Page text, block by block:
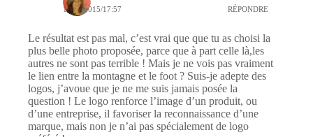
17/03/2015/17:57 RÉPONDRE
Le résultat est pas mal, c’est vrai que que tu as choisi la
plus belle photo proposée, parce que à part celle là,les
autres ne sont pas terrible ! Mais je ne vois pas vraiment
le lien entre la montagne et le foot ? Suis-je adepte des
logos, j’avoue que je ne me suis jamais posée la
question ! Le logo renforce l’image d’un produit, ou
d’une entreprise, il favoriser la reconnaissance d’une
marque, mais non je n’ai pas spécialement de logo